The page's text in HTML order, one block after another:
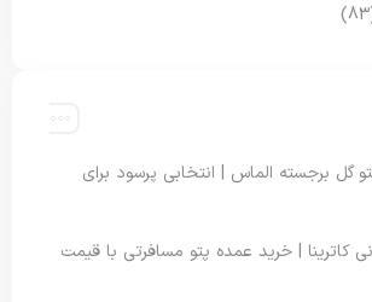
گل برجسته الماس | انتخابی پرسود برای
کاترینا | خرید عمده پتو مسافرتی با قیمت